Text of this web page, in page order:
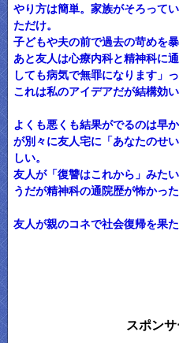
やり方は簡単。家族がそろって
ただけ。
子どもや夫の前で過去の苛めを暴
あと友人は心療内科と精神科に
しても病気で無罪になります」っ
これは私のアイデアだが結構効い
よくも悪くも結果がでるのは早
が別々に友人宅に「あなたのせ
しい。
友人が「復讐はこれから」みた
うだが精神科の通院歴が怖かった
友人が親のコネで社会復帰を果
スポン